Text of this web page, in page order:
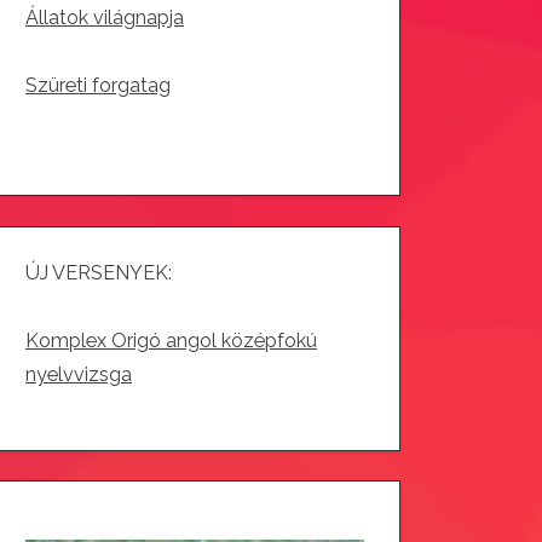
Állatok világnapja
Szüreti forgatag
ÚJ VERSENYEK:
Komplex Origó angol középfokú
nyelvvizsga